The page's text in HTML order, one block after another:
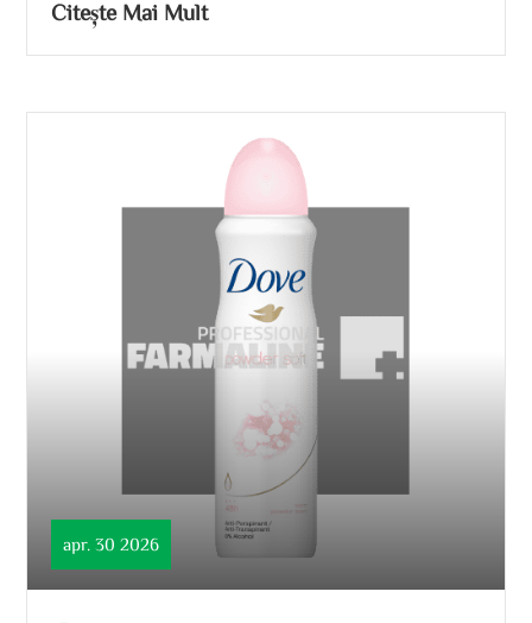
Citește Mai Mult
apr. 30 2026